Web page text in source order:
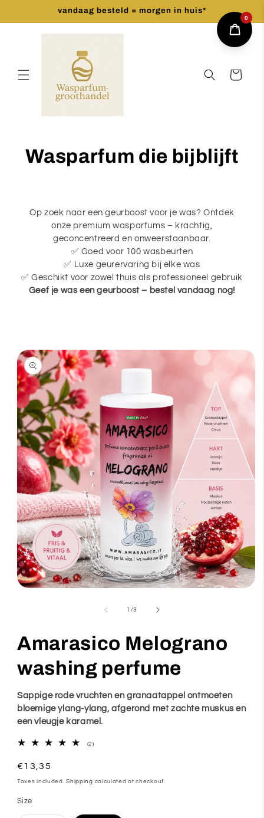
vandaag besteld = morgen in huis*
Cart
Wasparfum die bijblijft
Op zoek naar een geurboost voor je was? Ontdek
onze premium wasparfums – krachtig,
geconcentreerd en onweerstaanbaar.
✅ Goed voor 100 wasbeurten
✅ Luxe geurervaring bij elke was
✅ Geschikt voor zowel thuis als professioneel gebruik
Geef je was een geurboost – bestel vandaag nog!
Skip to
product
information
modal
1 /of
3
Amarasico Melograno
washing perfume
Sappige rode vruchten en granaatappel ontmoeten
bloemige ylang-ylang, afgerond met zachte muskus en
een vleugje karamel.
(2)2
Regular
price
€13,35
Taxes included.Shipping calculated at checkout.
Size
0